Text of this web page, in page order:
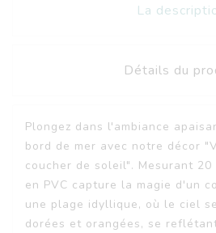
La
Détails du
Plongez dans l'ambiance
bord de mer avec notre décor
coucher de soleil". Mesurant
en PVC capture la magie d'un
une plage idyllique, où le ciel
dorées et orangées, se